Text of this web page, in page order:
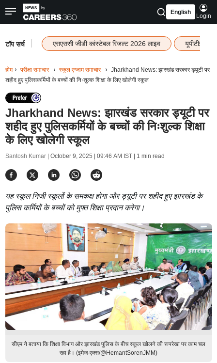
English
Login
टॉप सर्च एसएससी जीडी कांस्टेबल रिजल्ट 2026 लाइव यूपीटीईटी
होम परीक्षा समाचार स्कूल एग्जाम समाचार
Jharkhand News: झारखंड सरकार ड्यूटी पर
शहीद हुए पुलिसकर्मियों के बच्चों की निःशुल्क शिक्षा के लिए खोलेगी स्कूल
Jharkhand News: झारखंड सरकार ड्यूटी पर
शहीद हुए पुलिसकर्मियों के बच्चों की निःशुल्क शिक्षा
के लिए खोलेगी स्कूल
Santosh Kumar | October 9, 2025 | 09:46 AM IST| 1 min read
यह स्कूल निजी स्कूलों के समकक्ष होगा और ड्यूटी पर शहीद हुए झारखंड के
पुलिस कर्मियों के बच्चों को मुफ्त शिक्षा प्रदान करेगा।
सीएम ने बताया कि शिक्षा विभाग और झारखंड पुलिस के बीच स्कूल खोलने की रूपरेखा पर काम चल
रहा है। (इमेज-एक्स/@HemantSorenJMM)